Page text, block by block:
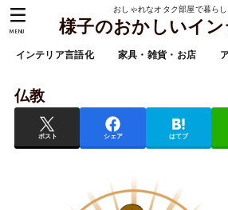
おしゃれなオタク部屋で暮ら
様子のおかしいイ
インテリア言語化 家具・雑貨・お店
MENU
仏教
ポスト シェア はてブ